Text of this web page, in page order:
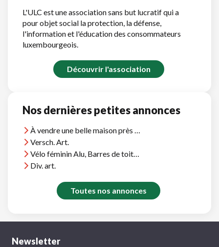
L'ULC est une association sans but lucratif qui a
pour objet social la protection, la défense,
l'information et l'éducation des consommateurs
luxembourgeois.
Découvrir l'association
Nos dernières petites annonces
À vendre une belle maison près d'Agadir, vue océan, près plages et terrains golf
Versch. Art.
Vélo féminin Alu, Barres de toit Thule, et divers
Div. art.
Toutes nos annonces
Newsletter